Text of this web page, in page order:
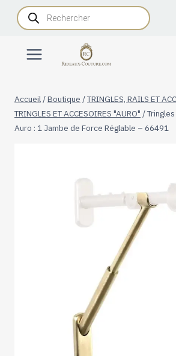
AllerRecherche
de
produits
Accueil /Boutique /TRINGLES, RAILS ET
TRINGLES ET ACCESOIRES "AURO" /
Auro : 1 Jambe de Force Réglable – 66491